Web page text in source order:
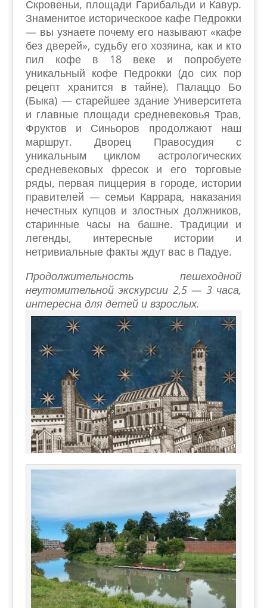
Скровеньи, площади Гарибальди и Кавур.
Знаменитое историческоое кафе Педрокки
— вы узнаете почему его называют «кафе
без дверей», судьбу его хозяина, как и кто
пил кофе в 18 веке и попробуете
уникальный кофе Педрокки (до сих пор
рецепт хранится в тайне). Палаццо Бо
(Быка) — старейшее здание Университета
и главные площади средневековья Трав,
Фруктов и Синьоров продолжают наш
маршрут. Дворец Правосудия с
уникальным циклом астрологических
средневековых фресок и его торговые
ряды, первая пиццерия в городе, истории
правителей — семьи Каррара, наказания
нечестных купцов и злостных должников,
старинные часы на башне. Традиции и
легенды, интересные истории и
нетривиальные факты ждут вас в Падуе.
Продолжительность пешеходной
неутомительной экскурсии 2,5 — 3 часа,
интересна для детей и взрослых.